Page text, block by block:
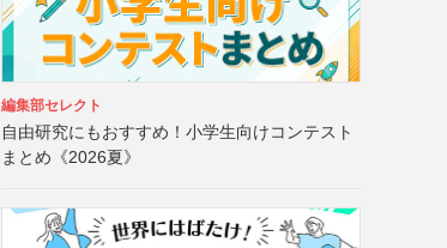
編集部セレクト
自由研究にもおすすめ！小学生向けコンテスト
まとめ《2026夏》